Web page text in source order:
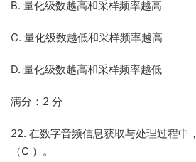
B. 量化级数越高和采样频率越高
C. 量化级数越低和采样频率越高
D. 量化级数越高和采样频率越低
满分：2 分
22. 在数字音频信息获取与处理过程中
（C ）。